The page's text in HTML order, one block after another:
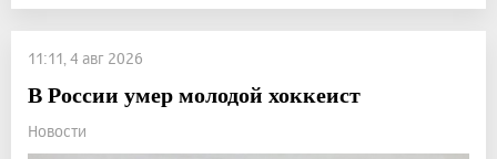
11:11, 4 авг 2026
В России умер молодой хоккеист
Новости